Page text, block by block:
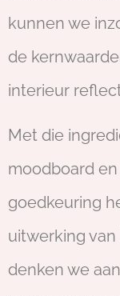
kunnen we
de
interieur
Met die
moodboard
goedkeuring
uitwerking
denken we